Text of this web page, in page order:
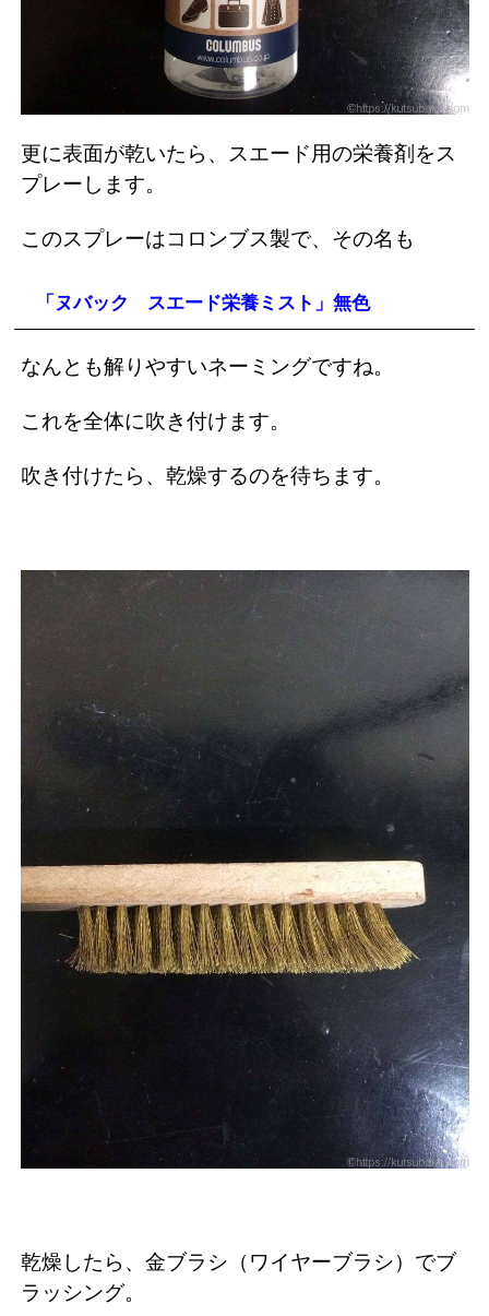
更に表面が乾いたら、スエード用の栄養剤をス
プレーします。
このスプレーはコロンブス製で、その名も
「ヌバック スエード栄養ミスト」無色
なんとも解りやすいネーミングですね。
これを全体に吹き付けます。
吹き付けたら、乾燥するのを待ちます。
乾燥したら、金ブラシ（ワイヤーブラシ）でブ
ラッシング。